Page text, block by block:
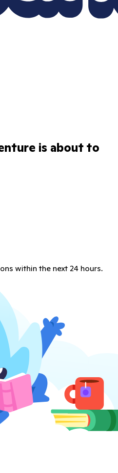
is about to
within the next 24 hours.